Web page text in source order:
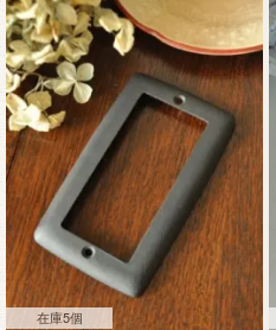
在庫5個